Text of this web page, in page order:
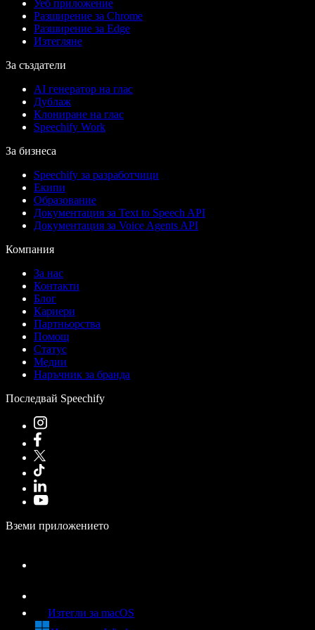
Уеб приложение
Разширение за Chrome
Разширение за Edge
Изтегляне
За създатели
AI генератор на глас
Дублаж
Клониране на глас
Speechify Work
За бизнеса
Speechify за разработчици
Екипи
Образование
Документация за Text to Speech API
Документация за Voice Agents API
Компания
За нас
Контакти
Блог
Кариери
Партньорства
Помощ
Статус
Медии
Наръчник за бранда
Последвай Speechify
Вземи приложението
Изтегли за macOS